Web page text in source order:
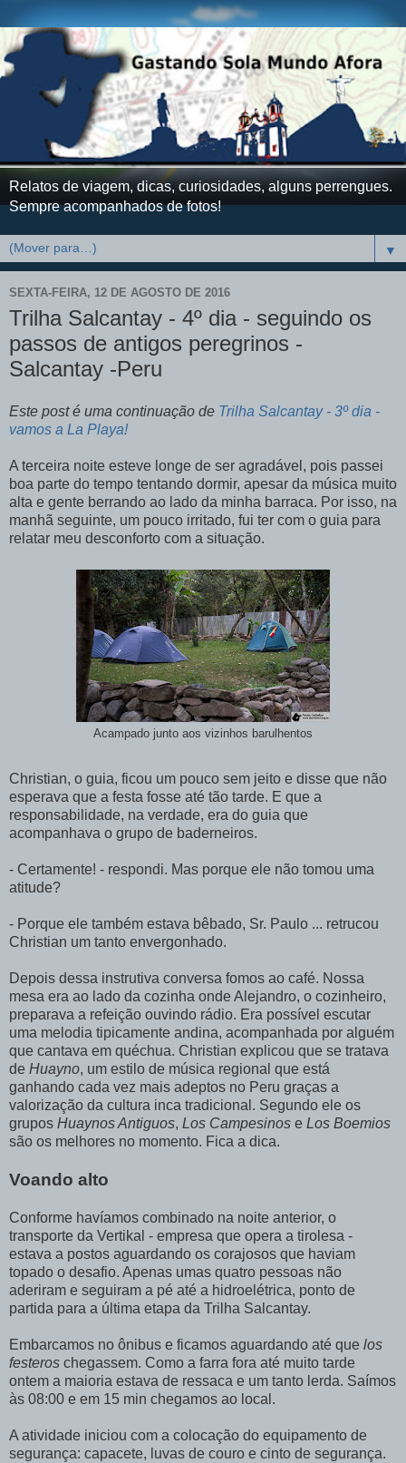
Relatos de viagem, dicas, curiosidades, alguns perrengues.
Sempre acompanhados de fotos!
▼
SEXTA-FEIRA, 12 DE AGOSTO DE 2016
Trilha Salcantay - 4º dia - seguindo os
passos de antigos peregrinos -
Salcantay -Peru
Este post é uma continuação de Trilha Salcantay - 3º dia -
vamos a La Playa!
A terceira noite esteve longe de ser agradável, pois passei
boa parte do tempo tentando dormir, apesar da música muito
alta e gente berrando ao lado da minha barraca. Por isso, na
manhã seguinte, um pouco irritado, fui ter com o guia para
relatar meu desconforto com a situação.
Acampado junto aos vizinhos barulhentos
Christian, o guia, ficou um pouco sem jeito e disse que não
esperava que a festa fosse até tão tarde. E que a
responsabilidade, na verdade, era do guia que
acompanhava o grupo de baderneiros.
- Certamente! - respondi. Mas porque ele não tomou uma
atitude?
- Porque ele também estava bêbado, Sr. Paulo ... retrucou
Christian um tanto envergonhado.
Depois dessa instrutiva conversa fomos ao café. Nossa
mesa era ao lado da cozinha onde Alejandro, o cozinheiro,
preparava a refeição ouvindo rádio. Era possível escutar
uma melodia tipicamente andina, acompanhada por alguém
que cantava em quéchua. Christian explicou que se tratava
de Huayno, um estilo de música regional que está
ganhando cada vez mais adeptos no Peru graças a
valorização da cultura inca tradicional. Segundo ele os
grupos Huaynos Antiguos, Los Campesinos e Los Boemios
são os melhores no momento. Fica a dica.
Voando alto
Conforme havíamos combinado na noite anterior, o
transporte da Vertikal - empresa que opera a tirolesa -
estava a postos aguardando os corajosos que haviam
topado o desafio. Apenas umas quatro pessoas não
aderiram e seguiram a pé até a hidroelétrica, ponto de
partida para a última etapa da Trilha Salcantay.
Embarcamos no ônibus e ficamos aguardando até que los
festeros chegassem. Como a farra fora até muito tarde
ontem a maioria estava de ressaca e um tanto lerda. Saímos
às 08:00 e em 15 min chegamos ao local.
A atividade iniciou com a colocação do equipamento de
segurança: capacete, luvas de couro e cinto de segurança.